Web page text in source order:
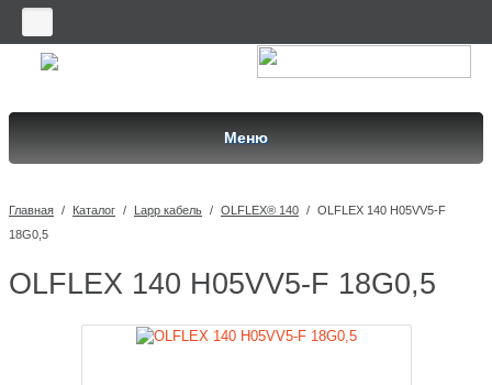
Меню
Главная / Каталог / Lapp кабель / OLFLEX® 140 / OLFLEX 140 H05VV5-F
18G0,5
OLFLEX 140 H05VV5-F 18G0,5